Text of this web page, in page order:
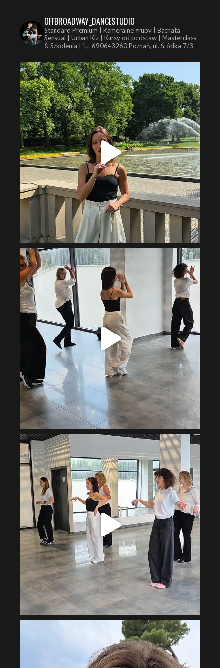
OFFBROADWAY_DANCESTUDIO
Standard Premium | Kameralne grupy | Bachata
Sensual | Urban Kiz | Kursy od podstaw | Masterclass
& Szkolenia |
690643260Poznań, ul. Śródka 7/3